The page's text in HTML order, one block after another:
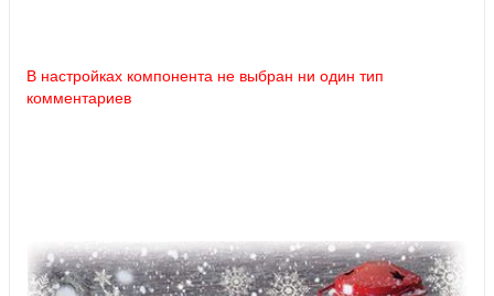
В настройках компонента не выбран ни один тип
комментариев